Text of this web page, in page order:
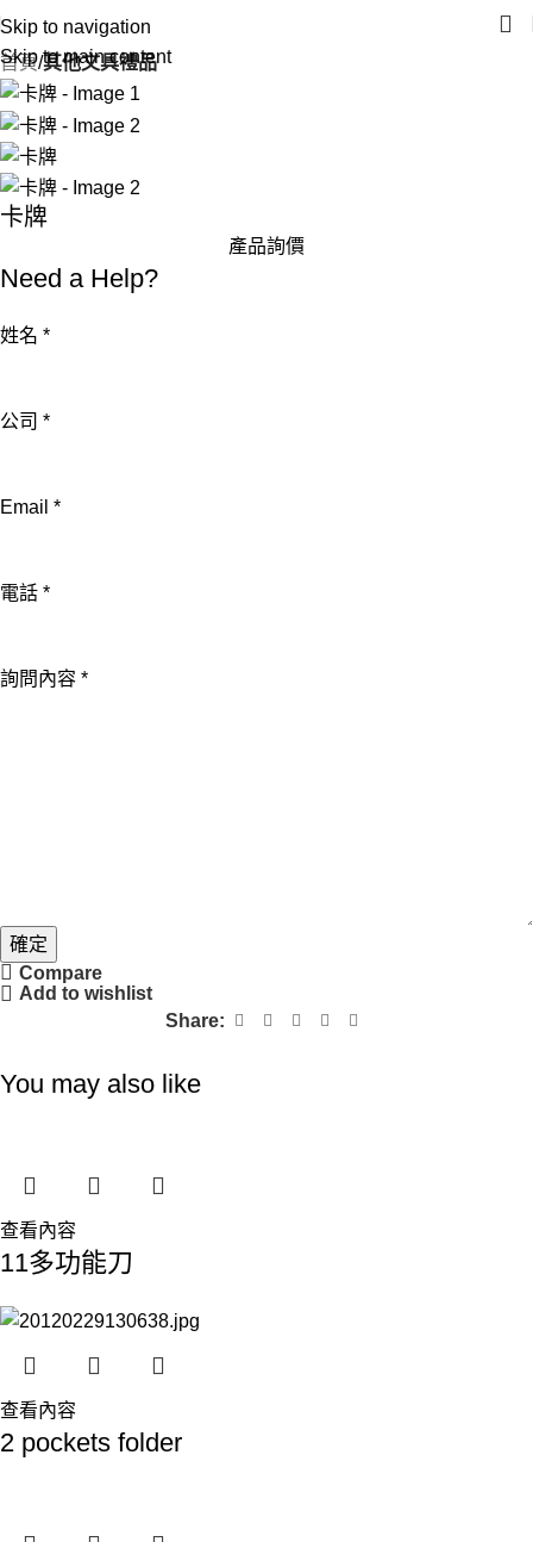
Skip to navigation
Skip to main content
首頁 其他文具禮品
卡牌
產品詢價
Need a Help?
姓
話
內
姓名 *
公司 *
Email *
電話 *
詢問內容 *
確定
Compare
Add to wishlist
Share:
You may also like
查看內容
11多功能刀
查看內容
2 pockets folder